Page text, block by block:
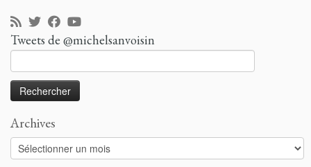
Tweets de @michelsanvoisin
Archives
Archives